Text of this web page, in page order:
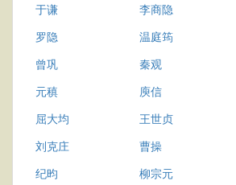
于谦
李商隐
罗隐
温庭筠
曾巩
秦观
元稹
庾信
屈大均
王世贞
刘克庄
曹操
纪昀
柳宗元